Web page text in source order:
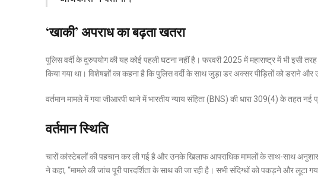
‘खाकी’ अपराध का बढ़ता खतरा
पुलिस वर्दी के दुरुपयोग की यह कोई पहली घटना नहीं है। फरवरी 2025 में महाराष्ट्र में भी इसी
किया गया था। विशेषज्ञों का कहना है कि पुलिस वर्दी के साथ जुड़ा डर अक्सर पीड़ितों को डराने
वर्तमान मामले में गया जीआरपी थाने में भारतीय न्याय संहिता (BNS) की धारा 309(4) के तहत नई
वर्तमान स्थिति
चारों कांस्टेबलों की पहचान कर ली गई है और उनके खिलाफ आपराधिक मामलों के साथ-साथ
ने कहा, “मामले की जांच पूरी पारदर्शिता के साथ की जा रही है। सभी संदिग्धों को पकड़ने और लूटा